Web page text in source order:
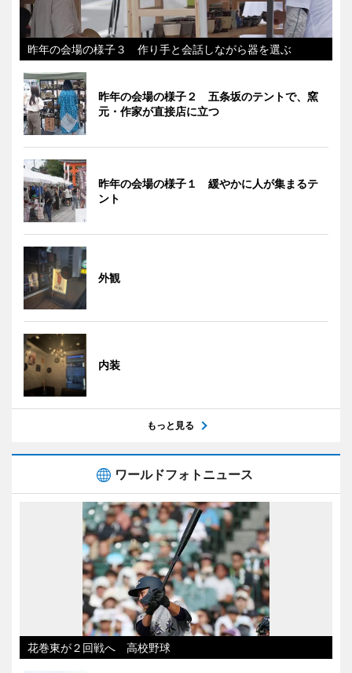
昨年の会場の様子３ 作り手と会話しながら器を選ぶ
昨年の会場の様子２ 五条坂のテントで、窯
元・作家が直接店に立つ
昨年の会場の様子１ 緩やかに人が集まるテ
ント
外観
内装
もっと見る
ワールドフォトニュース
花巻東が２回戦へ 高校野球